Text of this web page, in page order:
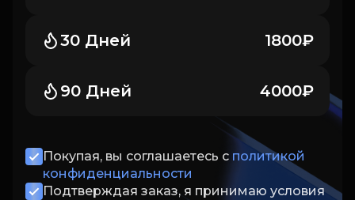
30 Дней 1800₽
90 Дней 4000₽
Покупая, вы соглашаетесь с политикой
конфиденциальности
Подтверждая заказ, я принимаю условия